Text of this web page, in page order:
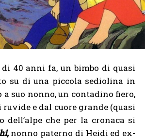
di 40 anni fa, un bimbo di quasi
su di una piccola sediolina in
suo nonno, un contadino fiero,
e dal cuore grande (quasi
dell’alpe che per la cronaca si
nonno paterno di Heidi ed ex-